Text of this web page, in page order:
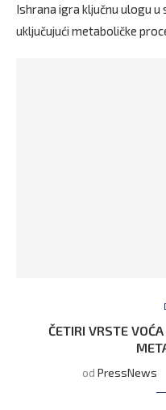
Ishrana igra ključnu ulogu
uključujući metaboličke
ČETIRI VRSTE
od PressNews